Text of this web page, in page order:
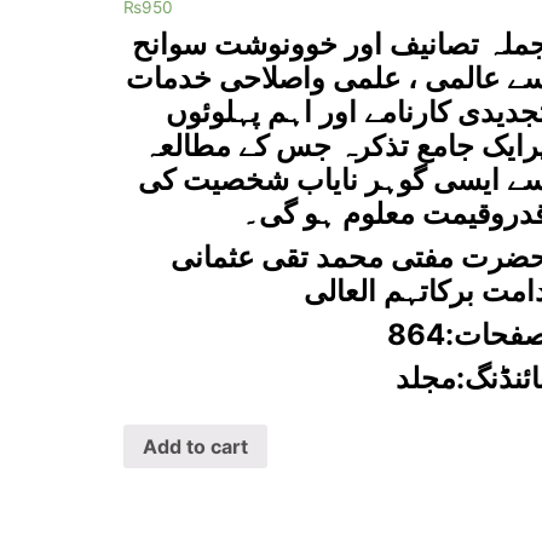
0
of
₨950
تصانیف اور خوونوشت سوانح
عالمی ، علمی واصلاحی خدمات
کارنامے اور اہم پہلوئوں
جامع تذکرہ جس کے مطالعہ
ایسی گوہر نایاب شخصیت کی
معلوم ہو گی۔
مفتی محمد تقی عثمانی
برکاتہم العالی
Add to cart